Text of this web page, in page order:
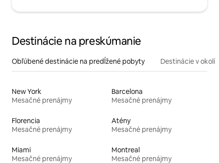
Destinácie na preskúmanie
Obľúbené destinácie na predĺžené pobyty Destinácie v okolí
New York
Mesačné prenájmy
Barcelona
Mesačné prenájmy
Florencia
Mesačné prenájmy
Atény
Mesačné prenájmy
Miami
Mesačné prenájmy
Montreal
Mesačné prenájmy